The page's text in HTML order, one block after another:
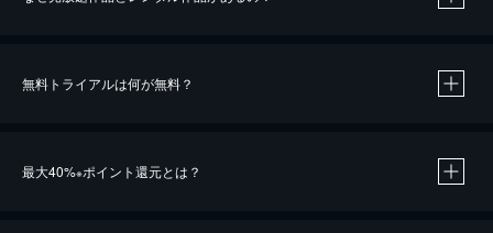
無料トライアルは何が無料？
最大40%※ポイント還元とは？